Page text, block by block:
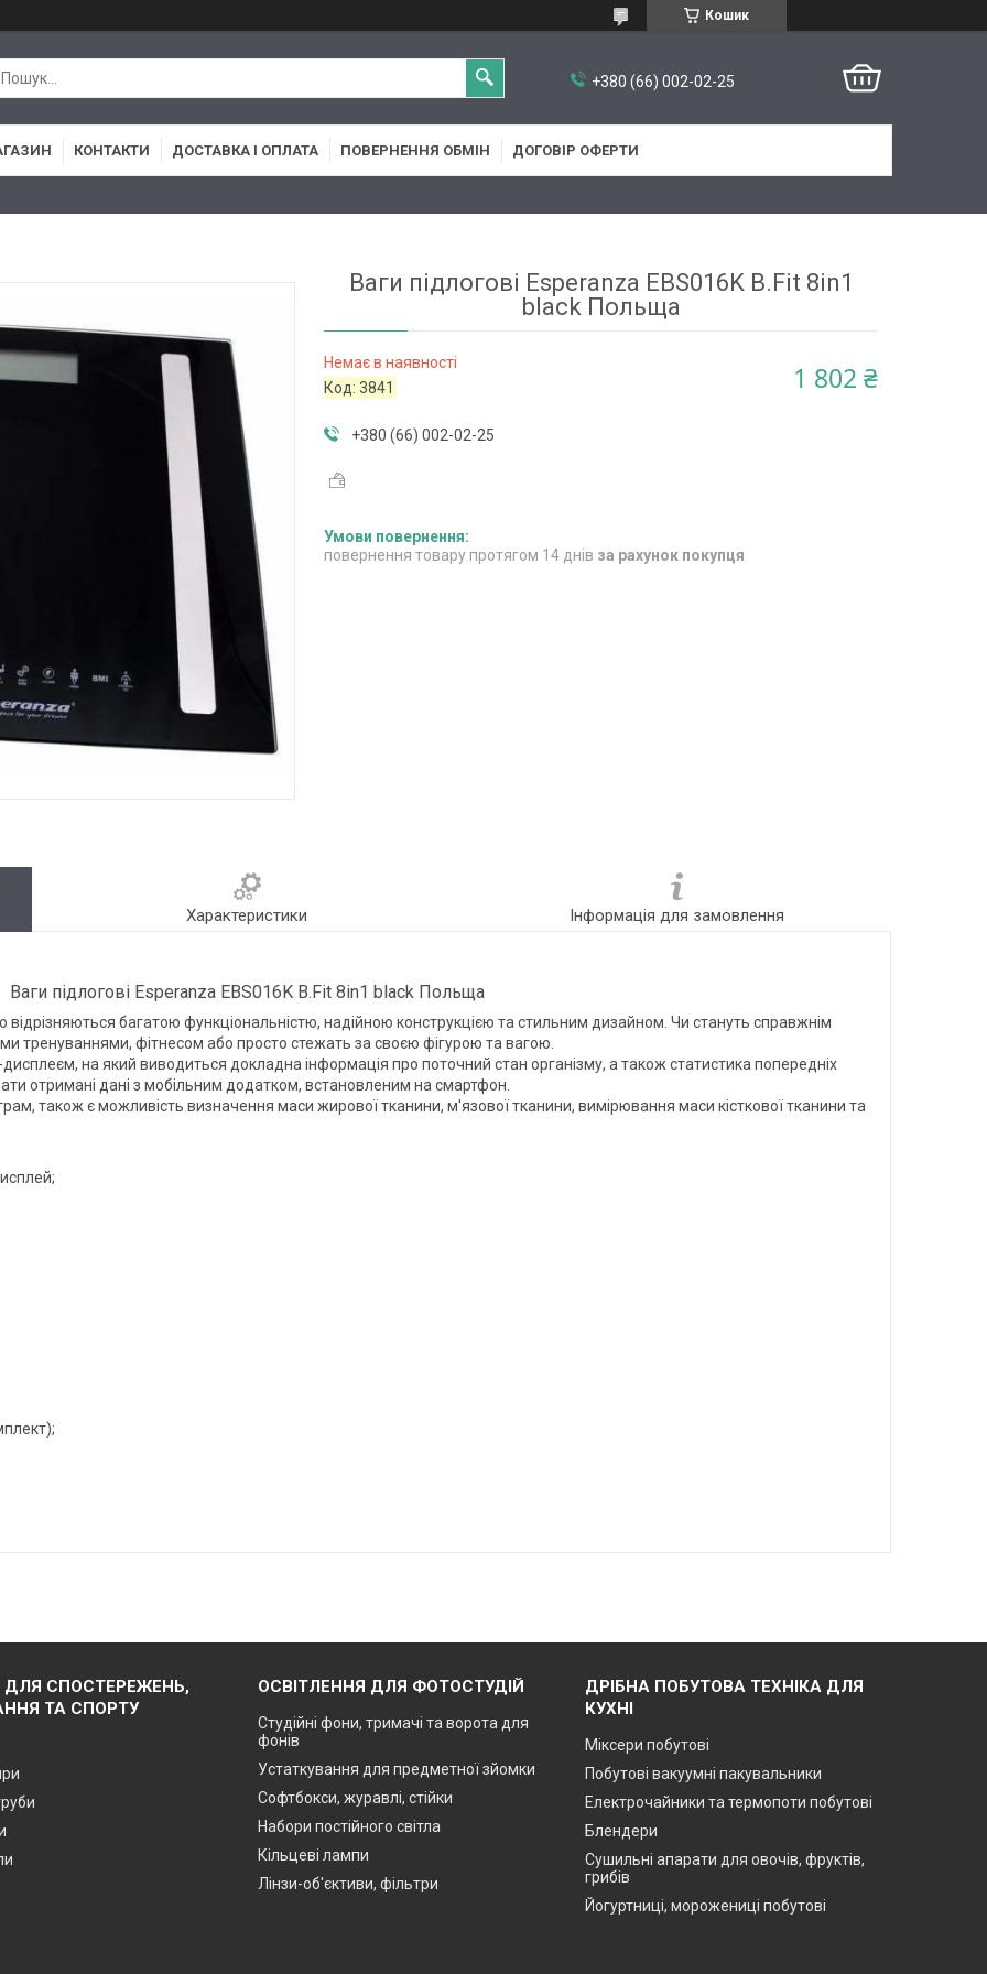
Кошик
+380 (66) 002-02-25
КОНТАКТИ ДОСТАВКА І ОПЛАТА ПОВЕРНЕННЯ ОБМІН ДОГОВІР ОФЕРТИ
Ваги підлогові Esperanza EBS016K B.Fit 8in1
black Польща
Немає в наявності
Код:3841 1 802 ₴
+380 (66) 002-02-25
повернення товару протягом 14 днів за рахунок покупця
Характеристики Інформація для замовлення
Ваги підлогові Esperanza EBS016K B.Fit 8in1 black Польща
відрізняються багатою функціональністю, надійною конструкцією та стильним дизайном. Чи стануть справжнім
тренуваннями, фітнесом або просто стежать за своєю фігурою та вагою.
на який виводиться докладна інформація про поточний стан організму, а також статистика попередніх
отримані дані з мобільним додатком, встановленим на смартфон.
також є можливість визначення маси жирової тканини, м'язової тканини, вимірювання маси кісткової тканини та
СПОСТЕРЕЖЕНЬ,
ТА СПОРТУ
ОСВІТЛЕННЯ ДЛЯ ФОТОСТУДІЙ
Студійні фони, тримачі та ворота для
фонів
Устаткування для предметної зйомки
Софтбокси, журавлі, стійки
Набори постійного світла
Кільцеві лампи
Лінзи-об'єктиви, фільтри
ДРІБНА ПОБУТОВА ТЕХНІКА ДЛЯ
КУХНІ
Міксери побутові
Побутові вакуумні пакувальники
Електрочайники та термопоти побутові
Блендери
Сушильні апарати для овочів, фруктів,
грибів
Йогуртниці, морожениці побутові